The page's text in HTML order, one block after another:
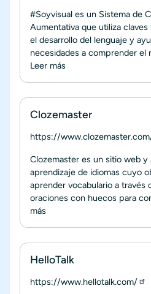
#Soyvisual es un Sistema de
Aumentativa que utiliza
el desarrollo del lenguaje y
necesidades a comprender el
Leer más
Clozemaster
https://
Clozemaster es un sitio web
aprendizaje de idiomas cuyo
aprender vocabulario a través
oraciones con huecos para
más
HelloTalk
https://www.hellotalk.com/